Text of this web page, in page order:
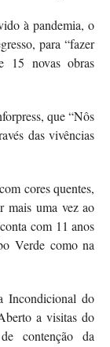
à pandemia, o
para “fazer
15 novas obras
que “Nôs
das vivências
cores quentes,
mais uma vez ao
com 11 anos
Verde como na
Incondicional do
a visitas do
contenção da